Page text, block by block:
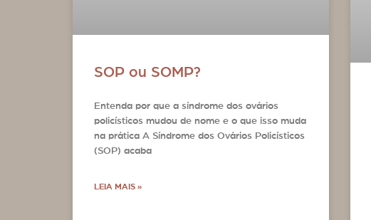
SOP ou SOMP?
Entenda por que a síndrome dos ovários
policísticos mudou de nome e o que isso muda
na prática A Síndrome dos Ovários Policísticos
(SOP) acaba
LEIA MAIS »